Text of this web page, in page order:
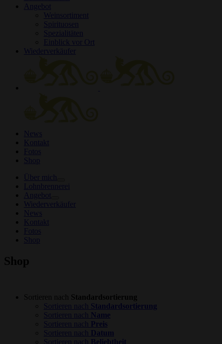
Angebot
Weinsortiment
Spirituosen
Spezialitäten
Einblick vor Ort
Wiederverkäufer
News
Kontakt
Fotos
Shop
Über mich
Lohnbrennerei
Angebot
Wiederverkäufer
News
Kontakt
Fotos
Shop
Shop
Sortieren nach Standardsortierung
Sortieren nach Standardsortierung
Sortieren nach
Name
Sortieren nach
Preis
Sortieren nach
Datum
Sortieren nach
Beliebtheit